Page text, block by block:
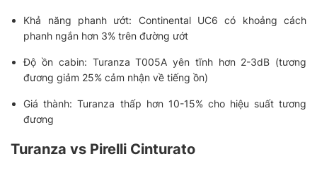
Khả năng phanh ướt: Continental UC6 có khoảng cách
phanh ngắn hơn 3% trên đường ướt
Độ ồn cabin: Turanza T005A yên tĩnh hơn 2-3dB (tương
đương giảm 25% cảm nhận về tiếng ồn)
Giá thành: Turanza thấp hơn 10-15% cho hiệu suất tương
đương
Turanza vs Pirelli Cinturato